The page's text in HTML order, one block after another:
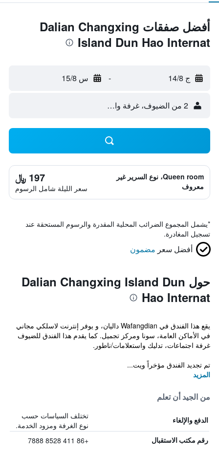
أفضل صفقات Dalian Changxing
Island Dun Hao Internat
ج 14/8 - س 15/8
2 من الضيوف، غرفة واحدة
Queen room، نوع السرير غير
معروف
197 ﷼
سعر الليلة شامل الرسوم
*يشمل المجموع الضرائب المحلية المقدرة والرسوم المستحقة عند
تسجيل المغادرة.
أفضل سعر مضمون
حول Dalian Changxing Island Dun
Hao Internat
يقع هذا الفندق في Wafangdian داليان، و يوفر إنترنت لاسلكي مجاني
في الأماكن العامة، سونا ومركز تجميل. كما يقدم هذا الفندق للضيوف
غرفة اجتماعات، تدليك واستعلامات/ناطور.
تم تجديد الفندق مؤخراً ويت...
المزيد
من الجيد أن تعلم
الدفع والإلغاء
تختلف السياسات حسب
نوع الغرفة ومزود الخدمة.
رقم مكتب الاستقبال +86 411 8528 7888